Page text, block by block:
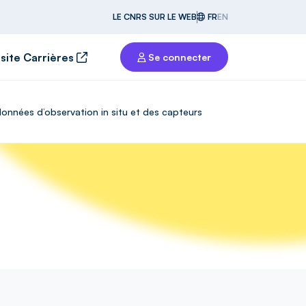
LE CNRS SUR LE WEB FREN
Carrières Se connecter
d’observation in situ et des capteurs